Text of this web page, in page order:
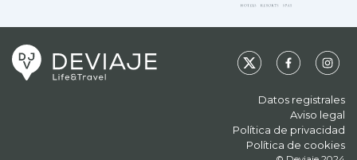
Datos registrales
Aviso legal
Política de privacidad
Política de cookies